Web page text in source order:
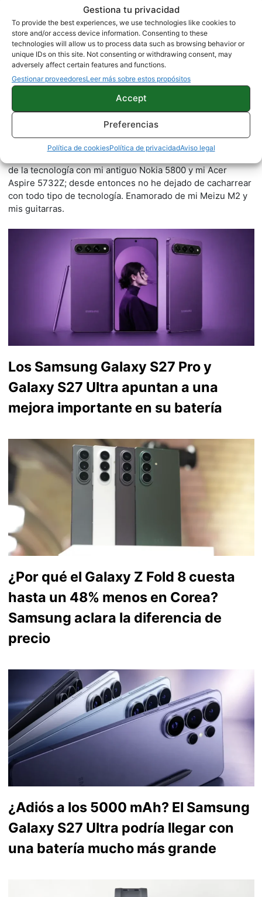
Gestiona tu privacidad
To provide the best experiences, we use technologies like cookies to
store and/or access device information. Consenting to these
technologies will allow us to process data such as browsing behavior or
unique IDs on this site. Not consenting or withdrawing consent, may
adversely affect certain features and functions.
Gestionar proveedoresLeer más sobre estos propósitos
Accept
Preferencias
Política de cookiesPolítica de privacidadAviso legal
Juan Carlos Broncano
1005 artículos publicados en ProAndroid desde 2020.
de la tecnología con mi antiguo Nokia 5800 y mi Acer
Aspire 5732Z; desde entonces no he dejado de cacharrear
con todo tipo de tecnología. Enamorado de mi Meizu M2 y
mis guitarras.
Los Samsung Galaxy S27 Pro y
Galaxy S27 Ultra apuntan a una
mejora importante en su batería
¿Por qué el Galaxy Z Fold 8 cuesta
hasta un 48% menos en Corea?
Samsung aclara la diferencia de
precio
¿Adiós a los 5000 mAh? El Samsung
Galaxy S27 Ultra podría llegar con
una batería mucho más grande